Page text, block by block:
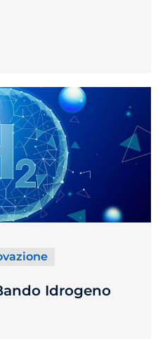
Idrogeno